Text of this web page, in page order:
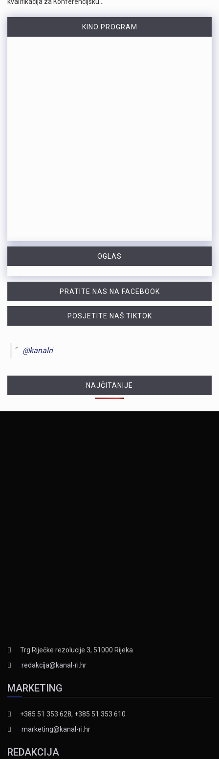
KINO PROGRAM
OGLAS
PRATITE NAS NA FACEBOOK
POSJETITE NAŠ TIKTOK
@kanalri
NAJČITANIJE
Trg Riječke rezolucije 3, 51000 Rijeka
redakcija@kanal-ri.hr
MARKETING
+385 51 353 628, +385 51 353 610
marketing@kanal-ri.hr
REDAKCIJA